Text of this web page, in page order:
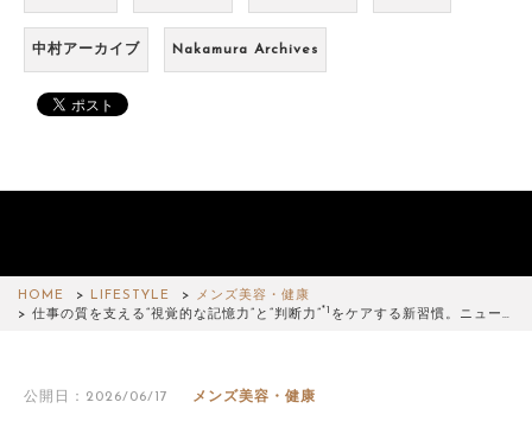
中村アーカイブ Nakamura Archives
HOME LIFESTYLE
メンズ美容・健康
仕事の質を支える“視覚的な記憶力”と“判断力”
*1 をケアする新習慣。ニュー…
公開日：2026/06/17 メンズ美容・健康